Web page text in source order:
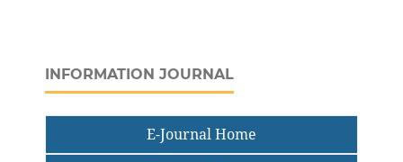
INFORMATION JOURNAL
E-Journal Home